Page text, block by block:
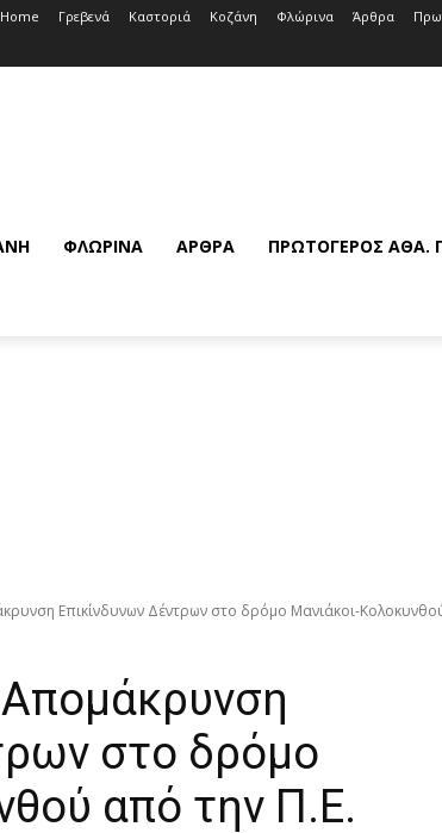
Home Γρεβενά Καστοριά Κοζάνη Φλώρινα Άρθρα
ΦΛΏΡΙΝΑ ΆΡΘΡΑ ΠΡΩΤΌΓΕΡΟΣ ΑΘΆ.
Επικίνδυνων Δέντρων στο δρόμο Μανιάκοι-
στο δρόμο
από την Π.Ε.